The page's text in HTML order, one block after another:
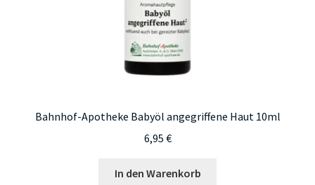
Bahnhof-Apotheke Babyöl angegriffene Haut 10ml
6,95 €
In den Warenkorb